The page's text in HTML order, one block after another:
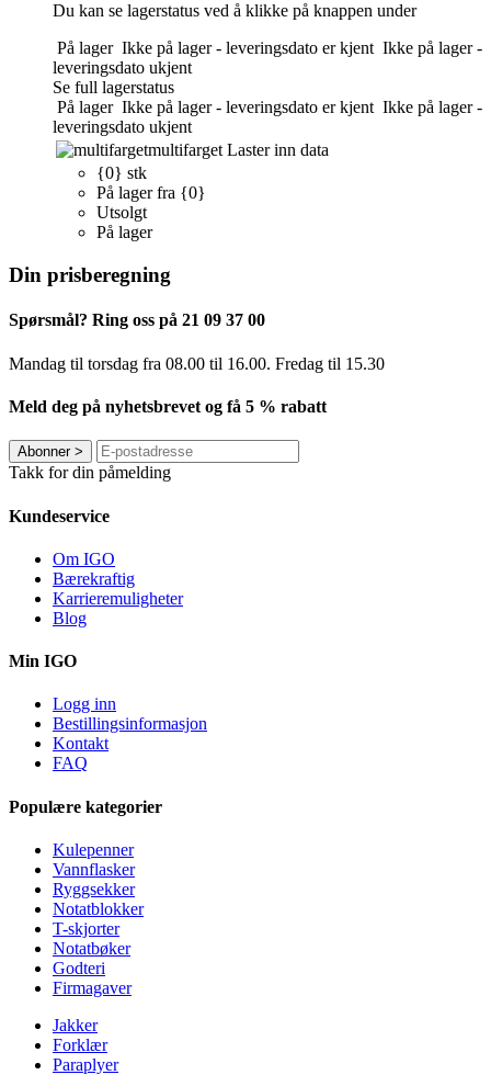
Du kan se lagerstatus ved å klikke på knappen under
På lager Ikke på lager - leveringsdato er kjent Ikke på lager -
leveringsdato ukjent
Se full lagerstatus
På lager Ikke på lager - leveringsdato er kjent Ikke på lager -
leveringsdato ukjent
multifarget Laster inn data
{0} stk
På lager fra {0}
Utsolgt
På lager
Din prisberegning
Spørsmål? Ring oss på 21 09 37 00
Mandag til torsdag ​​fra 08.00 til 16.00. Fredag til 15.30
Meld deg på nyhetsbrevet og få 5 % rabatt
Abonner>
Takk for din påmelding
Kundeservice
Om IGO
Bærekraftig
Karrieremuligheter
Blog
Min IGO
Logg inn
Bestillingsinformasjon
Kontakt
FAQ
Populære kategorier
Kulepenner
Vannflasker
Ryggsekker
Notatblokker
T-skjorter
Notatbøker
Godteri
Firmagaver
Jakker
Forklær
Paraplyer